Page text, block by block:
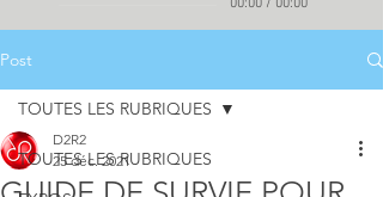
00:00/ 00:00
Post
TOUTES LES RUBRIQUES
TOUTES LES RUBRIQUES
D2R2
25 déc. 2021